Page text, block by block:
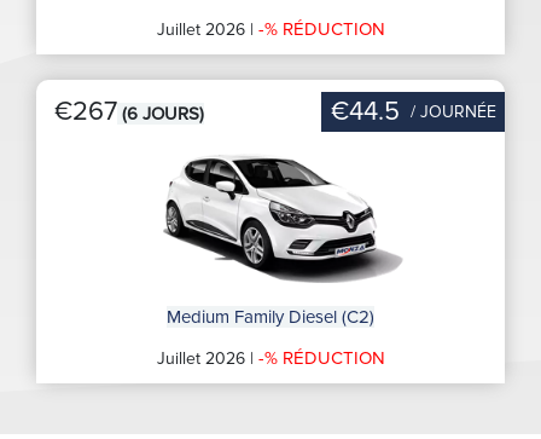
Juillet 2026 | -% RÉDUCTION
€267 (6 JOURS) €44.5 / JOURNÉE
Medium Family Diesel (C2)
Juillet 2026 | -% RÉDUCTION